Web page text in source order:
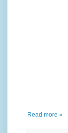
Read more »